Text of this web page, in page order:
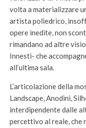
volta a materializzare
artista poliedrico,
opere inedite, non
rimandano ad altre
Innesti- che
all’ultima sala.
L’articolazione della
Landscape, Anodini,
interdipendente dalle
percettivo al reale, che